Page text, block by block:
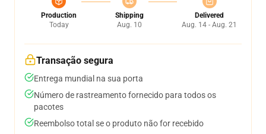
Production
Today
Shipping
Aug. 10
Delivered
Aug. 14 - Aug. 21
Transação segura
Entrega mundial na sua porta
Número de rastreamento fornecido para todos os
pacotes
Reembolso total se o produto não for recebido